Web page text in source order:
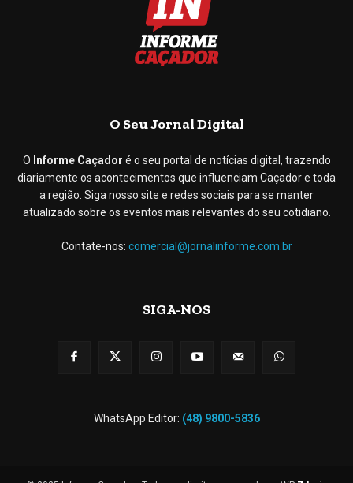
O Seu Jornal Digital
O Informe Caçador é o seu portal de notícias digital, trazendo
diariamente os acontecimentos que influenciam Caçador e toda
a região. Siga nosso site e redes sociais para se manter
atualizado sobre os eventos mais relevantes do seu cotidiano.
Contate-nos: comercial@jornalinforme.com.br
SIGA-NOS
WhatsApp Editor: (48) 9800-5836